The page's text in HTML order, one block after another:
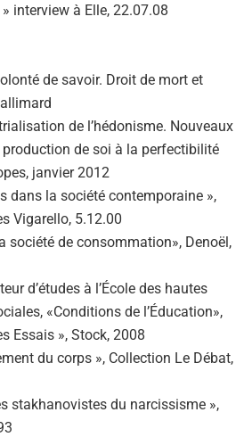
interview à Elle, 22.07.08
de savoir. Droit de mort et
de l’hédonisme. Nouveaux
de soi à la perfectibilité
janvier 2012
dans la société contemporaine »,
Vigarello, 5.12.00
société de consommation», Denoël,
d’études à l’École des hautes
«Conditions de l’Éducation»,
Essais », Stock, 2008
du corps », Collection Le Débat,
stakhanovistes du narcissisme »,